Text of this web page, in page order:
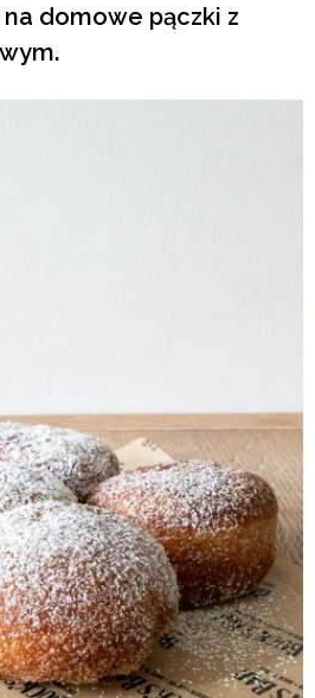
domowe pączki z